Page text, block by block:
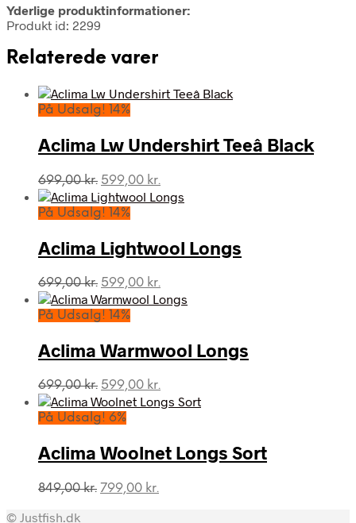
Yderlige produktinformationer:
Produkt id: 2299
Relaterede varer
På Udsalg! 14%
Aclima Lw Undershirt Teeâ Black
699,00kr. Den
oprindelige
pris
699,00 kr..
599,00 kr.
aktuelle
599,00 kr..
På Udsalg! 14%
Aclima Lightwool Longs
699,00kr. Den
oprindelige
pris
699,00 kr..
599,00 kr.
aktuelle
599,00 kr..
På Udsalg! 14%
Aclima Warmwool Longs
699,00kr. Den
oprindelige
pris
699,00 kr..
599,00 kr.
aktuelle
599,00 kr..
På Udsalg! 6%
Aclima Woolnet Longs Sort
849,00kr. Den
799,00 kr.
© Justfish.dk